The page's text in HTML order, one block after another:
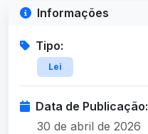
Informações
Tipo:
Lei
Data de Publicação:
30 de abril de 2026